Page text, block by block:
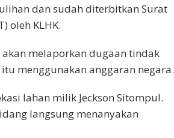
dan sudah diterbitkan Surat
oleh KLHK.
melaporkan dugaan tindak
menggunakan anggaran negara.
lahan milik Jeckson Sitompul.
langsung menanyakan